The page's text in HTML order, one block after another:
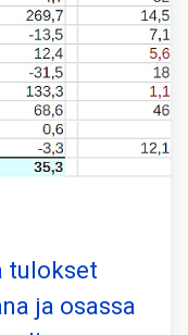
tulokset
ja osassa